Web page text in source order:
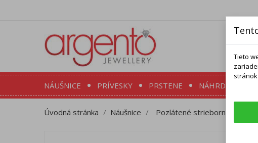
NÁUŠNICE PRÍVESKY PRSTENE NÁHRDELNÍKY
Úvodná stránka Náušnice Pozlátené strieborné
Tieto